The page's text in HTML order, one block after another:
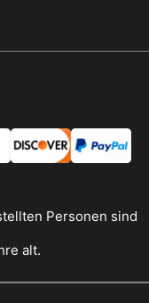
Personen sind
alt.